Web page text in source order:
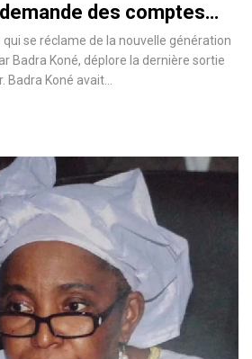
des comptes…
se réclame de la nouvelle génération
Badra Koné, déplore la dernière sortie
Badra Koné avait…